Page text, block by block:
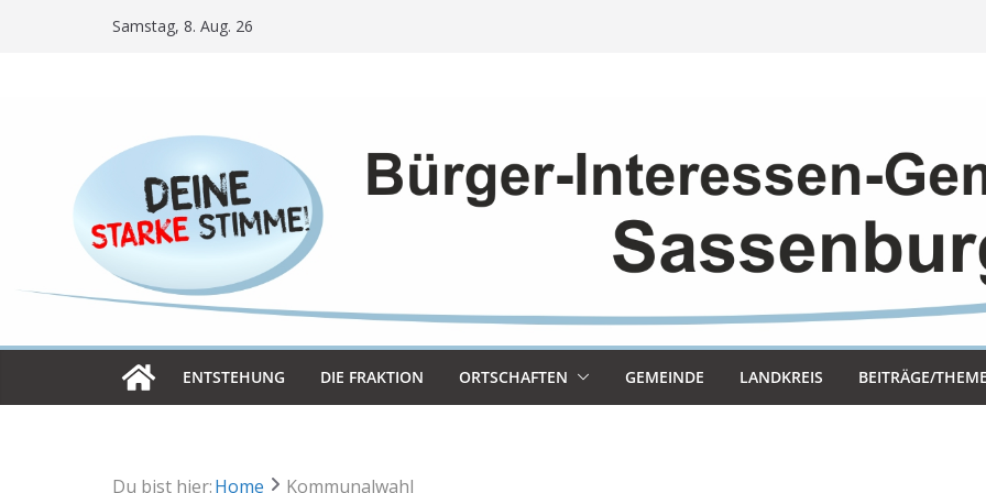
Samstag, 8. Aug. 26
ENT­STE­HUNG DIE FRAK­TION ORT­SCHAF­TEN GEMEINDE LAND­KREIS BEITRÄGE/
Du bist hier:Home Kommunalwahl